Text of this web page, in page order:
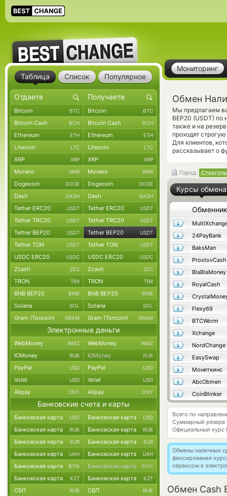
Мониторинг
Обмен
Мы предлагаем
BEP20 (USDT) по
также и на
проходят
Для клиентов,
рассказывает о
Город:
Курсы обмена
Обменник
24PayBank
BaksMan
ProstovCash
BlaBlaMoney
RoyalCash
Flexy69
BTCWorm
Xchange
NordChange
EasySwap
Монеткинс
AbcObmen
CoinBlinker
Всего по
Суммарный резерв
Официальный курс
Обмены наличных
фиксирования
сервисом в
Обмен Cash
Таблица Список Популярное
Bitcoin BTC Bitcoin BTC
Bitcoin Cash BCH Bitcoin Cash BCH
Ethereum ETH Ethereum ETH
Litecoin LTC Litecoin LTC
XRP XRP XRP XRP
Monero XMR Monero XMR
Dogecoin DOGE Dogecoin DOGE
Dash DASH Dash DASH
Tether ERC20 USDT Tether ERC20 USDT
Tether TRC20 USDT Tether TRC20 USDT
Tether BEP20 USDT Tether BEP20 USDT
Tether TON USDT Tether TON USDT
USDC ERC20 USDC USDC ERC20 USDC
Zcash ZEC Zcash ZEC
TRON TRX TRON TRX
BNB BEP20 BNB BNB BEP20 BNB
Solana SOL Solana SOL
Gram (Toncoin) GRAM Gram (Toncoin) GRAM
Электронные деньги
WebMoney WMZ WebMoney WMZ
ЮMoney RUB ЮMoney RUB
PayPal USD PayPal USD
Volet USD Volet USD
Alipay CNY Alipay CNY
Банковские счета и карты
Банковская карта USD Банковская карта USD
Банковская карта RUB Банковская карта RUB
Банковская карта EUR Банковская карта EUR
Банковская карта UAH Банковская карта UAH
Банковская карта BYN Банковская карта BYN
Банковская карта KZT Банковская карта KZT
СБП RUB СБП RUB